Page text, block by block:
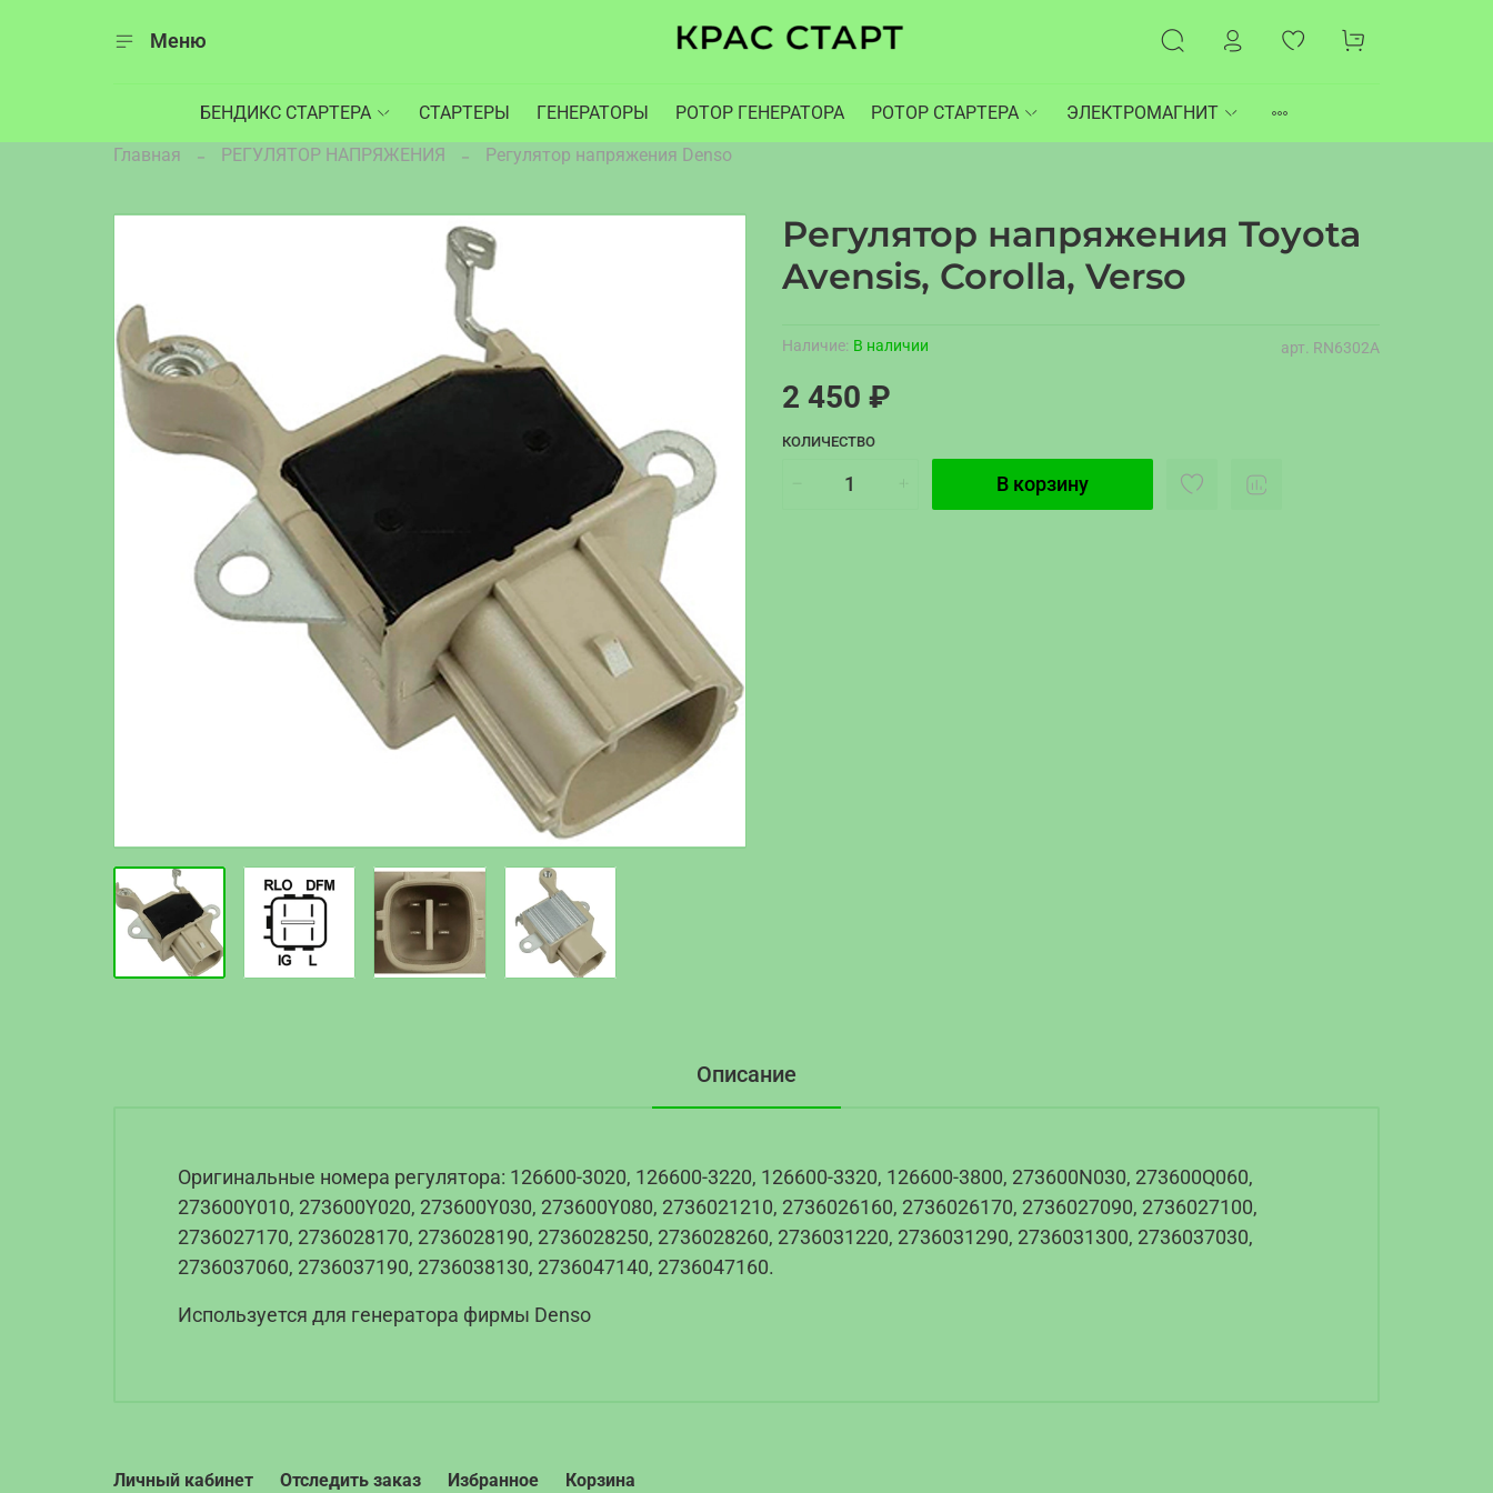
Меню
БЕНДИКС СТАРТЕРА СТАРТЕРЫ ГЕНЕРАТОРЫ РОТОР ГЕНЕРАТОРА РОТОР СТАРТЕРА
ЭЛЕКТРОМАГНИТ
Главная
РЕГУЛЯТОР НАПРЯЖЕНИЯ Регулятор напряжения Denso
арт. RN6302A
Наличие: В наличии
Регулятор напряжения Toyota
Avensis, Corolla, Verso
2 450 ₽
КОЛИЧЕСТВО
В корзину
Описание
Оригинальные номера регулятора: 126600-3020, 126600-3220, 126600-3320, 126600-3800, 273600N030, 273600Q060,
273600Y010, 273600Y020, 273600Y030, 273600Y080, 2736021210, 2736026160, 2736026170, 2736027090, 2736027100,
2736027170, 2736028170, 2736028190, 2736028250, 2736028260, 2736031220, 2736031290, 2736031300, 2736037030,
2736037060, 2736037190, 2736038130, 2736047140, 2736047160.
Используется для генератора фирмы Denso
Личный кабинет Отследить заказ Избранное Корзина